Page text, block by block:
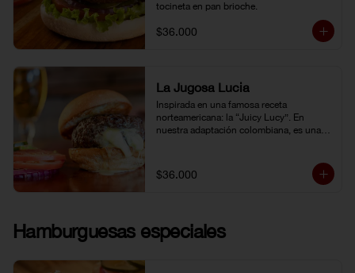
tocineta en pan brioche.
$36.000
La Jugosa Lucia
Inspirada en una famosa receta
norteamericana: la “Juicy Lucy”. En
nuestra adaptación colombiana, es una
sabor.
$36.000
Hamburguesas especiales